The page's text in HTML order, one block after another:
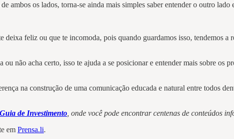
ambos os lados, torna-se ainda mais simples saber entender o outro
feliz ou que te incomoda, pois quando guardamos isso, tendemos
não acha certo, isso te ajuda a se posicionar e entender mais sobre os
na construção de uma comunicação educada e natural entre todos
Guia de Investimento , onde você pode encontrar centenas de conteúdos
em Prensa.li.